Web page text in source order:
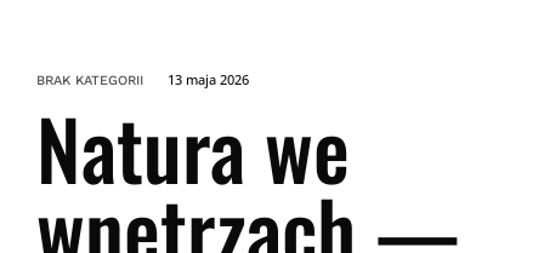
BRAK KATEGORII 13 maja 2026
Natura we
wnętrzach —